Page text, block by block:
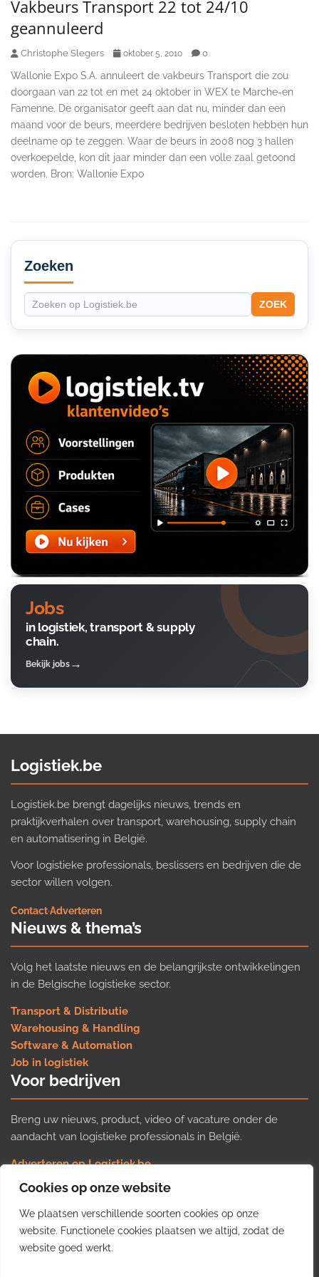
Cookies op onze website
We plaatsen verschillende soorten cookies op onze
website. Functionele cookies plaatsen we altijd, zodat de
website goed werkt.
Vakbeurs Transport 22 tot 24/10
geannuleerd
Christophe Slegers oktober 5, 2010 0
Wallonie Expo S.A. annuleert de vakbeurs Transport die zou
doorgaan van 22 tot en met 24 oktober in WEX te Marche-en
Famenne. De organisator geeft aan dat nu, minder dan een
maand voor de beurs, meerdere bedrijven besloten hebben hun
deelname op te zeggen. Waar de beurs in 2008 nog 3 hallen
overkoepelde, kon dit jaar minder dan een volle zaal getoond
worden. Bron: Wallonie Expo
Secondary
Sidebar
Zoeken
ZOEK
Jobs
in logistiek, transport & supply
chain.
Bekijk jobs
Logistiek.be
Logistiek.be brengt dagelijks nieuws, trends en
praktijkverhalen over transport, warehousing, supply chain
en automatisering in België.
Voor logistieke professionals, beslissers en bedrijven die de
sector willen volgen.
Contact·Adverteren
Nieuws & thema’s
Volg het laatste nieuws en de belangrijkste ontwikkelingen
in de Belgische logistieke sector.
Transport & Distributie
Warehousing & Handling
Software & Automation
Job in logistiek
Voor bedrijven
Breng uw nieuws, product, video of vacature onder de
aandacht van logistieke professionals in België.
Adverteren op Logistiek.be
Nieuws insturen
Uw video op Logistiek.TV
Job plaatsen
Gratis wekelijkse update